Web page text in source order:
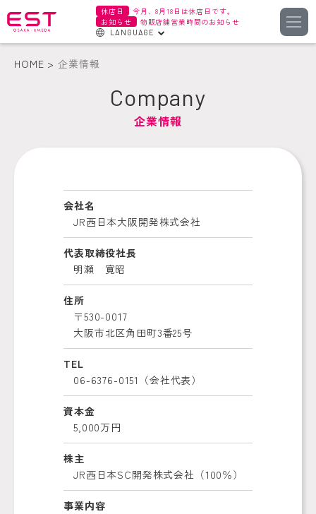
休店日
今月、8月18日は休店日です。
お知らせ
物販店舗営業時間のお知らせ
LANGUAGE
簡体字
繁体字
HOME 企業情報
Company
企業情報
会社名
JR西日本大阪開発株式会社
代表取締役社長
明瀬 寛昭
住所
〒530-0017
大阪市北区角田町3番25号
TEL
06-6376-0151（会社代表）
資本金
5,000万円
株主
JR西日本SC開発株式会社（100％）
事業内容